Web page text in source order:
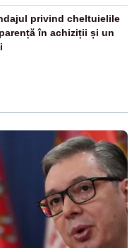
privind cheltuielile
în achiziții și un